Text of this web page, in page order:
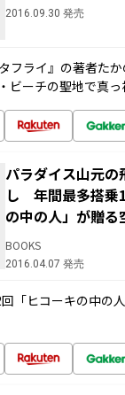
2016.09.30 発売
フライ』の著者た
ビーチの聖地で真っ
パラダイス山元の
し 年間最多搭乗
の中の人」が贈る
BOOKS
2016.04.07 発売
「ヒコーキの中の